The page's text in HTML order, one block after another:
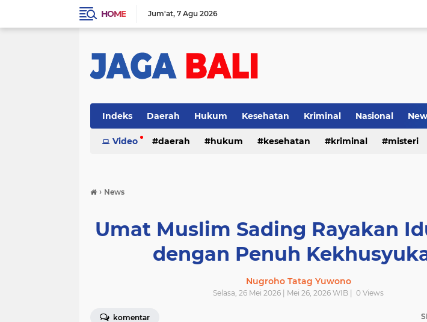
HOME Jum'at 7 Agu 2026
Indeks Daerah Hukum Kesehatan Kriminal Nasional
Video daerah hukum kesehatan kriminal misteri
› News
Umat Muslim Sading Rayakan
dengan Penuh
Nugroho Tatag Yuwono
Selasa, 26 Mei 2026 | Mei 26, 2026 WIB | 0 Views
komentar